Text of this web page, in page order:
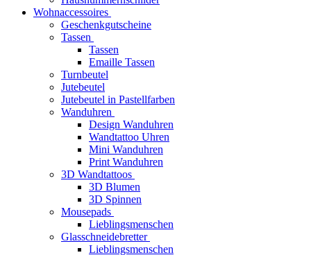
Wohnaccessoires
Geschenkgutscheine
Tassen
Tassen
Emaille Tassen
Turnbeutel
Jutebeutel
Jutebeutel in Pastellfarben
Wanduhren
Design Wanduhren
Wandtattoo Uhren
Mini Wanduhren
Print Wanduhren
3D Wandtattoos
3D Blumen
3D Spinnen
Mousepads
Lieblingsmenschen
Glasschneidebretter
Lieblingsmenschen